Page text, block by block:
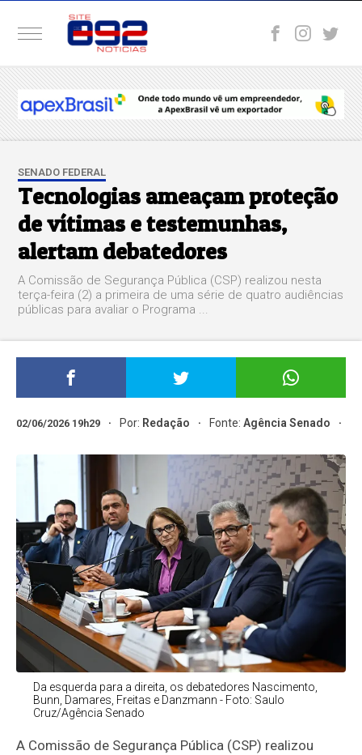
SENADO FEDERAL
Tecnologias ameaçam proteção
de vítimas e testemunhas,
alertam debatedores
A Comissão de Segurança Pública (CSP) realizou nesta
terça-feira (2) a primeira de uma série de quatro audiências
públicas para avaliar o Programa ...
02/06/2026 19h29 Por: Redação Fonte:Agência Senado
Da esquerda para a direita, os debatedores Nascimento,
Bunn, Damares, Freitas e Danzmann - Foto: Saulo
Cruz/Agência Senado
A Comissão de Segurança Pública (CSP) realizou